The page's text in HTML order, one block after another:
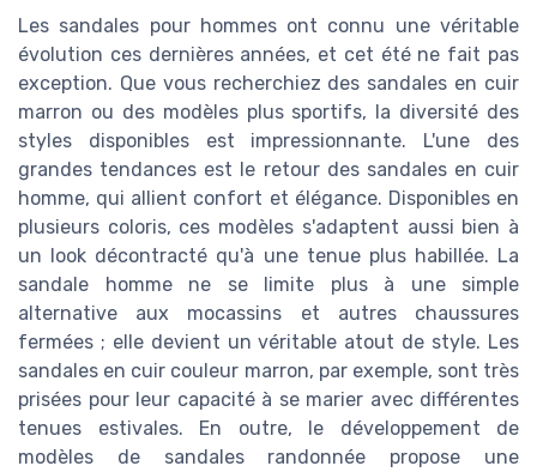
Les sandales pour hommes ont connu une véritable
évolution ces dernières années, et cet été ne fait pas
exception. Que vous recherchiez des sandales en cuir
marron ou des modèles plus sportifs, la diversité des
styles disponibles est impressionnante. L'une des
grandes tendances est le retour des sandales en cuir
homme, qui allient confort et élégance. Disponibles en
plusieurs coloris, ces modèles s'adaptent aussi bien à
un look décontracté qu'à une tenue plus habillée. La
sandale homme ne se limite plus à une simple
alternative aux mocassins et autres chaussures
fermées ; elle devient un véritable atout de style. Les
sandales en cuir couleur marron, par exemple, sont très
prisées pour leur capacité à se marier avec différentes
tenues estivales. En outre, le développement de
modèles de sandales randonnée propose une